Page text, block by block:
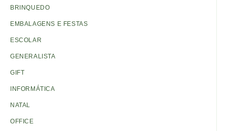
BRINQUEDO
EMBALAGENS E FESTAS
ESCOLAR
GENERALISTA
GIFT
INFORMÁTICA
NATAL
OFFICE